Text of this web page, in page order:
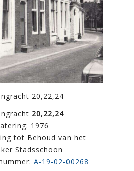
20,22,24
20,22,24
1976
tot Behoud van het
Stadsschoon
A-19-02-00268